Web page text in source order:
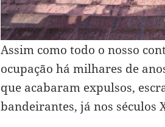
Assim como todo o nosso
ocupação há milhares de
que acabaram expulsos,
bandeirantes, já nos séculos